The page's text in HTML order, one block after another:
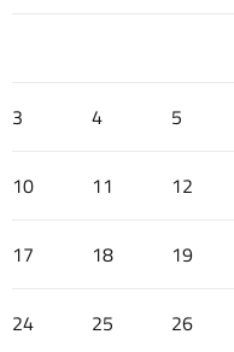
3 4 5
10 11 12
17 18 19
24 25 26